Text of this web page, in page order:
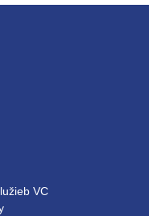
VC